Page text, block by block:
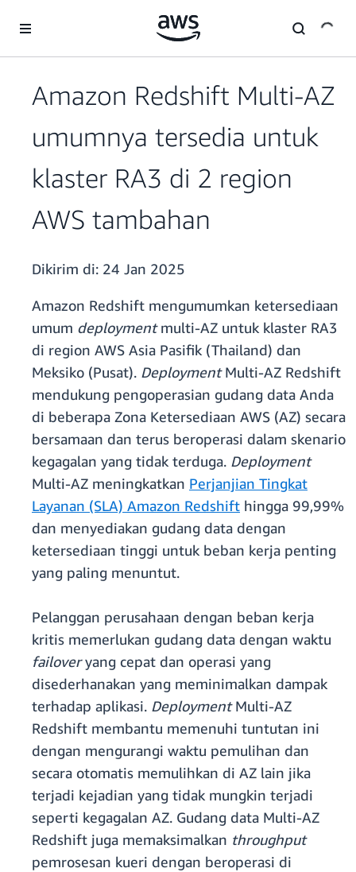
Amazon Redshift Multi-AZ
umumnya tersedia untuk
klaster RA3 di 2 region
AWS tambahan
Dikirim di: 24 Jan 2025
Amazon Redshift mengumumkan ketersediaan
umum deploymentmulti-AZ untuk klaster RA3
di region AWS Asia Pasifik (Thailand) dan
Meksiko (Pusat). DeploymentMulti-AZ Redshift
mendukung pengoperasian gudang data Anda
di beberapa Zona Ketersediaan AWS (AZ) secara
bersamaan dan terus beroperasi dalam skenario
kegagalan yang tidak terduga. Deployment
Multi-AZ meningkatkan Perjanjian Tingkat
Layanan (SLA) Amazon Redshift hingga 99,99%
dan menyediakan gudang data dengan
ketersediaan tinggi untuk beban kerja penting
yang paling menuntut.
Pelanggan perusahaan dengan beban kerja
kritis memerlukan gudang data dengan waktu
failoveryang cepat dan operasi yang
disederhanakan yang meminimalkan dampak
terhadap aplikasi. DeploymentMulti-AZ
Redshift membantu memenuhi tuntutan ini
dengan mengurangi waktu pemulihan dan
secara otomatis memulihkan di AZ lain jika
terjadi kejadian yang tidak mungkin terjadi
seperti kegagalan AZ. Gudang data Multi-AZ
Redshift juga memaksimalkan throughput
pemrosesan kueri dengan beroperasi di